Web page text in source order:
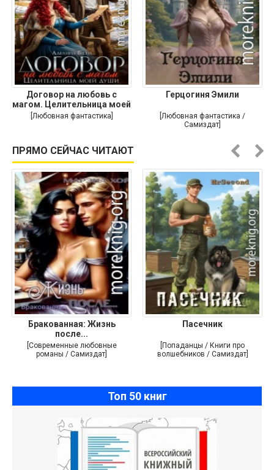
Договор на любовь с
магом. Целительница моей
души
[Любовная фантастика]
Герцогиня Эмили
[Любовная фантастика /
Самиздат]
ПРЯМО СЕЙЧАС ЧИТАЮТ
Бракованная: Жизнь
после...
[Современные любовные
романы / Самиздат]
Пасечник
[Попаданцы / Книги про
волшебников / Самиздат]
Топ 50 книг